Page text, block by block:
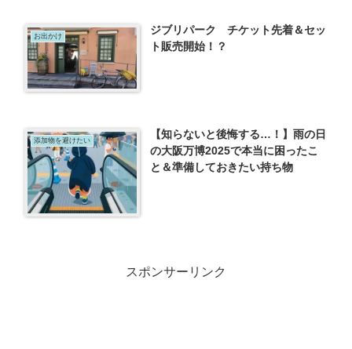
お出かけ
ジブリパーク チケット先着＆セッ
ト販売開始！？
添加物を避けたい
【知らないと後悔する…！】雨の日
の大阪万博2025で本当に困ったこ
と＆準備しておきたい持ち物
スポンサーリンク